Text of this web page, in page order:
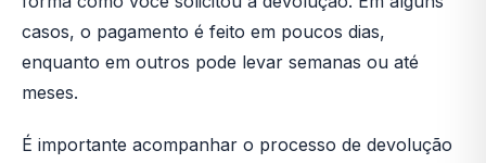
casos, o pagamento é feito em poucos dias,
enquanto em outros pode levar semanas ou até
meses.
É importante acompanhar o processo de devolução